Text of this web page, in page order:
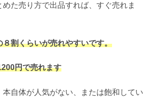
た売り方で出品すれば、すぐ売れま
８割くらいが売れやすいです。
円で売れます
本自体が人気がない、または飽和してい